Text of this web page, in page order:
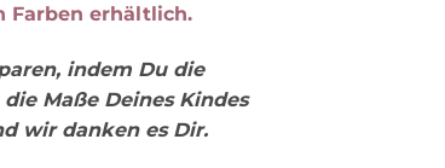
Farben erhältlich.
indem Du die
Maße Deines Kindes
wir danken es Dir.